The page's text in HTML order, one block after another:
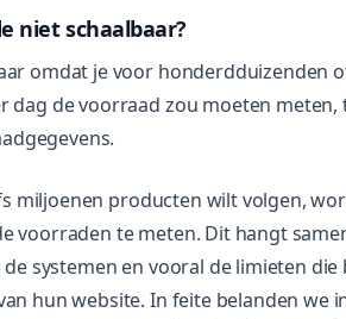
niet schaalbaar?
omdat je voor honderdduizenden
de voorraad zou moeten meten,
miljoenen producten wilt volgen,
voorraden te meten. Dit hangt
systemen en vooral de limieten die
hun website. In feite belanden we